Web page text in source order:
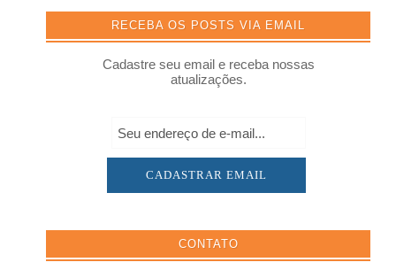
RECEBA OS POSTS VIA EMAIL
Cadastre seu email e receba nossas
atualizações.
CONTATO